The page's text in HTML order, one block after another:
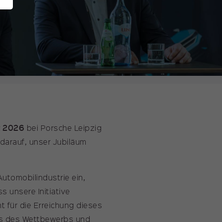
2026 bei Porsche Leipzig
unser Jubiläum
ein,
unsere Initiative
für die Erreichung dieses
des Wettbewerbs und